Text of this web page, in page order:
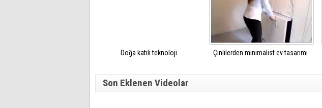
Doğa katili teknoloji Çinlilerden minimalist ev tasarımı
Son Eklenen Videolar